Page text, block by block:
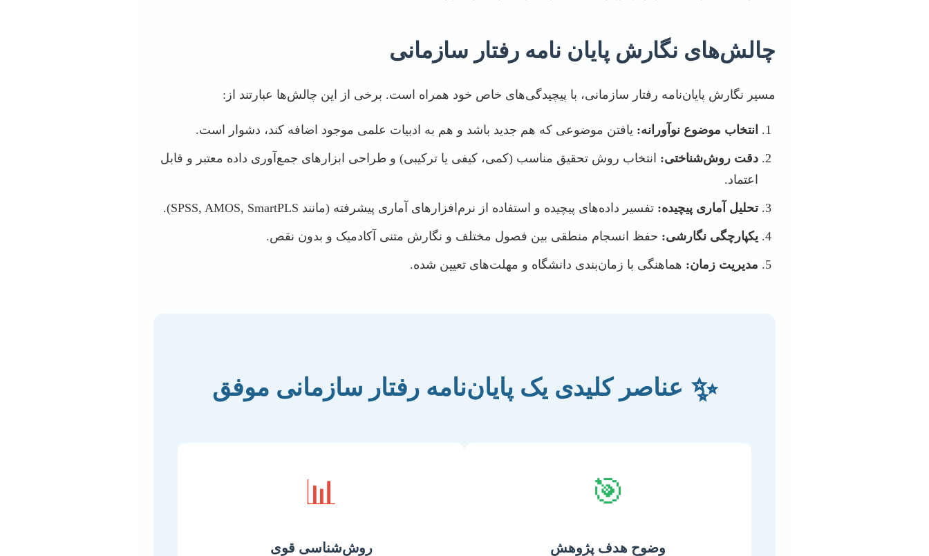
چالش‌های نگارش پایان نامه رفتار سازمانی
مسیر نگارش پایان‌نامه رفتار سازمانی، با پیچیدگی‌های خاص خود همراه است. برخی از این چالش‌ها عبارتند از:
انتخاب موضوع نوآورانه: یافتن موضوعی که هم جدید باشد و هم به ادبیات علمی موجود اضافه کند، دشوار است.
دقت روش‌شناختی: انتخاب روش تحقیق مناسب (کمی، کیفی یا ترکیبی) و طراحی ابزارهای جمع‌آوری داده معتبر و قابل
اعتماد.
تحلیل آماری پیچیده: تفسیر داده‌های پیچیده و استفاده از نرم‌افزارهای آماری پیشرفته (مانند SPSS, AMOS, SmartPLS).
یکپارچگی نگارشی: حفظ انسجام منطقی بین فصول مختلف و نگارش متنی آکادمیک و بدون نقص.
مدیریت زمان: هماهنگی با زمان‌بندی دانشگاه و مهلت‌های تعیین شده.
✨ عناصر کلیدی یک پایان‌نامه رفتار سازمانی موفق
🎯
وضوح هدف پژوهش
📊
روش‌شناسی قوی